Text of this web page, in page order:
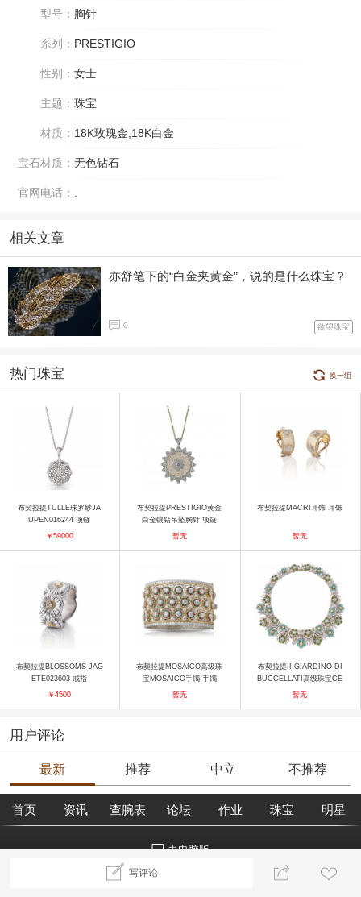
型号： 胸针
系列： PRESTIGIO
性别： 女士
主题： 珠宝
材质： 18K玫瑰金,18K白金
宝石材质： 无色钻石
官网电话：
相关文章
亦舒笔下的“白金夹黄金”，说的是什么珠宝？
0 欲望珠宝
热门珠宝 换一组
布契拉提TULLE珠罗纱JA
UPEN016244 项链
￥59000
布契拉提PRESTIGIO黄金
白金镶钻吊坠胸针 项链
暂无
布契拉提MACRI耳饰 耳饰
暂无
布契拉提BLOSSOMS JAG
ETE023603 戒指
￥4500
布契拉提MOSAICO高级珠
宝MOSAICO手镯 手镯
暂无
布契拉提II GIARDINO DI
BUCCELLATI高级珠宝CE
NTAUREA项链 项链
暂无
用户评论
最新 推荐 中立 不推荐
写评论
首页 资讯 查腕表 论坛 作业 珠宝 明星
去电脑版
©2018腕表之家 m.xbiao.com